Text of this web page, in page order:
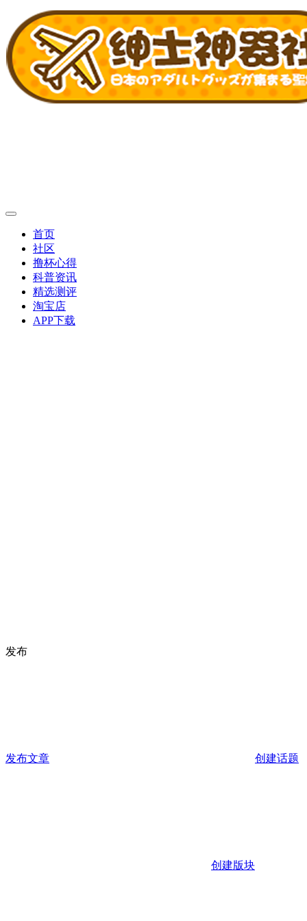
首页
社区
撸杯心得
科普资讯
精选测评
淘宝店
APP下载
发布
发布文章 创建话题
创建版块